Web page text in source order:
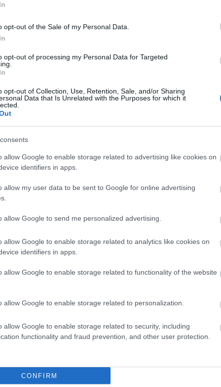
opt-out of the Sale of my Personal Data.
opt-out of processing my Personal Data for Targeted
opt-out of Collection, Use, Retention, Sale, and/or Sharing
Data that Is Unrelated with the Purposes for which it
allow Google to enable storage related to advertising like cookies on
identifiers in apps.
allow my user data to be sent to Google for online advertising
allow Google to send me personalized advertising.
allow Google to enable storage related to analytics like cookies on
identifiers in apps.
allow Google to enable storage related to functionality of the website
allow Google to enable storage related to personalization.
allow Google to enable storage related to security, including
functionality and fraud prevention, and other user protection.
CONFIRM
árak
a piaci
most ilyen
inkább
és
7636